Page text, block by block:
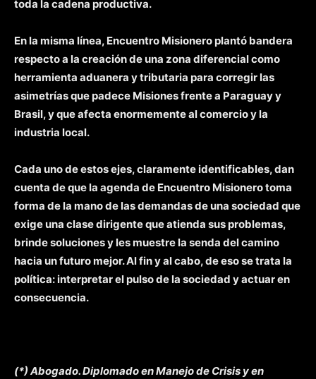
toda la cadena productiva.
En la misma línea, Encuentro Misionero plantó bandera
respecto a la creación de una zona diferencial como
herramienta aduanera y tributaria para corregir las
asimetrías que padece Misiones frente a Paraguay y
Brasil, y que afecta enormemente al comercio y la
industria local.
Cada uno de estos ejes, claramente identificables, dan
cuenta de que la agenda de Encuentro Misionero toma
forma de la mano de las demandas de una sociedad que
exige una clase dirigente que atienda sus problemas,
brinde soluciones y les muestre la senda del camino
hacia un futuro mejor. Al fin y al cabo, de eso se trata la
política: interpretar el pulso de la sociedad y actuar en
consecuencia.
(*) Abogado. Diplomado en Manejo de Crisis y en